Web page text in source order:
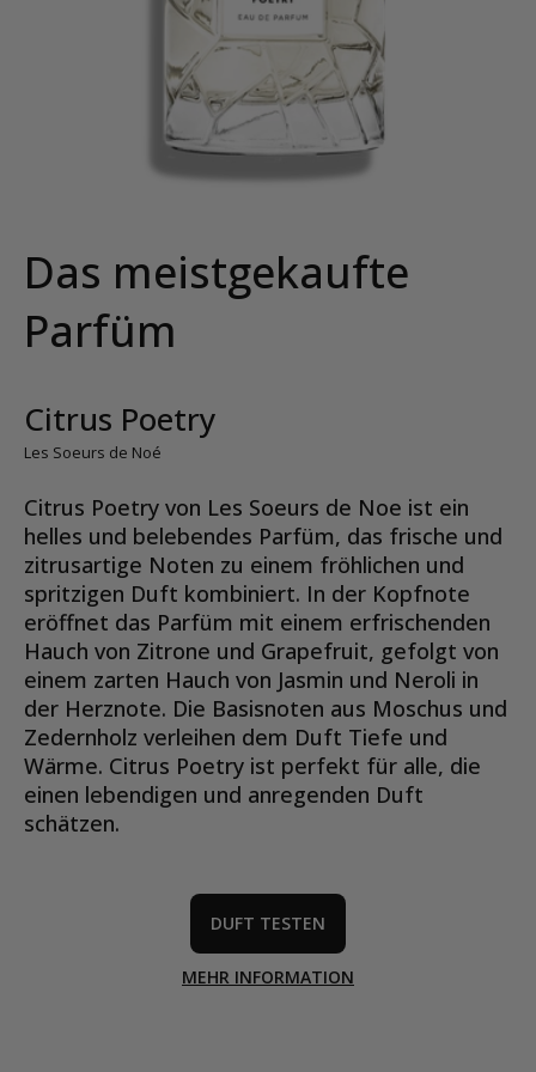
Das meistgekaufte
Parfüm
Citrus Poetry
Les Soeurs de Noé
Citrus Poetry von Les Soeurs de Noe ist ein
helles und belebendes Parfüm, das frische und
zitrusartige Noten zu einem fröhlichen und
spritzigen Duft kombiniert. In der Kopfnote
eröffnet das Parfüm mit einem erfrischenden
Hauch von Zitrone und Grapefruit, gefolgt von
einem zarten Hauch von Jasmin und Neroli in
der Herznote. Die Basisnoten aus Moschus und
Zedernholz verleihen dem Duft Tiefe und
Wärme. Citrus Poetry ist perfekt für alle, die
einen lebendigen und anregenden Duft
schätzen.
DUFT TESTEN
MEHR INFORMATION